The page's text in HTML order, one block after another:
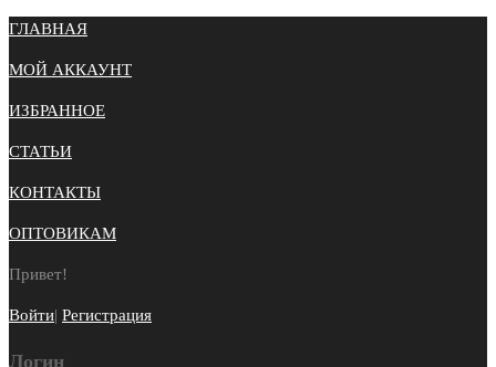
ГЛАВНАЯ
МОЙ АККАУНТ
ИЗБРАННОЕ
СТАТЬИ
КОНТАКТЫ
ОПТОВИКАМ
Привет!
Войти| Регистрация
Логин